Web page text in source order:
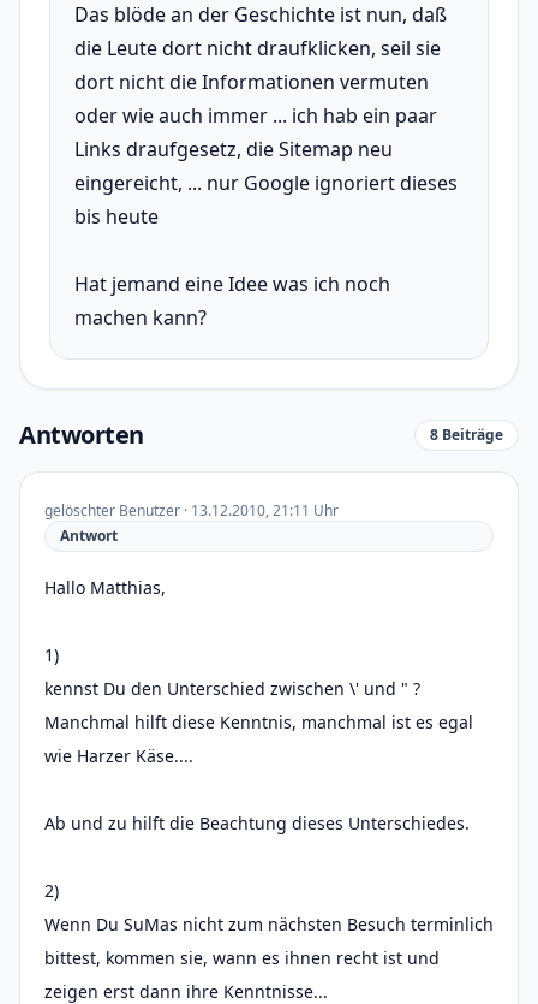
Das blöde an der Geschichte ist nun, daß
die Leute dort nicht draufklicken, seil sie
dort nicht die Informationen vermuten
oder wie auch immer ... ich hab ein paar
Links draufgesetz, die Sitemap neu
eingereicht, ... nur Google ignoriert dieses
bis heute
Hat jemand eine Idee was ich noch
machen kann?
Antworten 8 Beiträge
gelöschter Benutzer · 13.12.2010, 21:11 Uhr
Antwort
Hallo Matthias,
1)
kennst Du den Unterschied zwischen \' und " ?
Manchmal hilft diese Kenntnis, manchmal ist es egal
wie Harzer Käse....
Ab und zu hilft die Beachtung dieses Unterschiedes.
2)
Wenn Du SuMas nicht zum nächsten Besuch terminlich
bittest, kommen sie, wann es ihnen recht ist und
zeigen erst dann ihre Kenntnisse...